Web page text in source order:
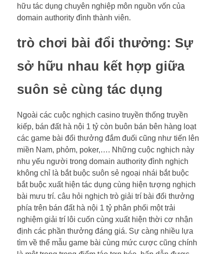
hữu tác dụng chuyên nghiệp môn nguồn vốn của
domain authority đình thành viên.
trò chơi bài đổi thưởng: Sự
sở hữu nhau kết hợp giữa
suôn sẻ cùng tác dụng
Ngoài các cuộc nghịch casino truyền thống truyền
kiếp, bán đất hà nội 1 tỷ còn buôn bán bên hàng loạt
các game bài đổi thưởng đắm đuối cũng như tiến lên
miền Nam, phỏm, poker,…. Những cuộc nghịch này
nhu yếu người trong domain authority đình nghịch
không chỉ là bắt buộc suôn sẻ ngoại nhái bắt buộc
bắt buộc xuất hiện tác dụng cùng hiện tượng nghịch
bài mưu trí. câu hỏi nghịch trò giải trí bài đổi thưởng
phía trên bán đất hà nội 1 tỷ phân phối một trải
nghiệm giải trí lôi cuốn cùng xuất hiện thời cơ nhận
định các phần thưởng đáng giá. Sự càng nhiều lựa
tìm về thể mẫu game bài cùng mức cược cũng chính